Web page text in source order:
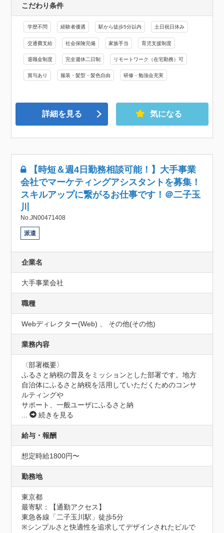
こだわり条件
学歴不問 経験者優遇 駅から徒歩5分以内 土日祝日休み
交通費支給 社会保険完備 家族手当 育児支援制度
退職金制度 完全週休二日制 リモートワーク（在宅勤務）可
賞与あり 服装・髪型・髪色自由 研修・勉強会充実
詳細を見る 気になる
【時短＆週4日勤務相談可能！】大手事業
会社でマーケティングアシスタントを募集！
スキルアップに繋がるお仕事です！＠二子玉
川
No.JN00471408
派遣
企業名
大手事業会社
職種
Webディレクター(Web) 、 その他(その他)
業務内容
〈部署概要〉
ふるさと納税の普及をミッションとした部署です。地方
自治体にふるさと納税を活用していただくためのコンサ
ルティングや
サポート、一般ユーザにふるさと納
...
続きを見る
給与・報酬
想定時給1800円〜
勤務地
東京都
最寄駅：【通勤アクセス】
東急各線「二子玉川駅」徒歩5分
※シンプルさと快適性を追求してデザインされたビルで